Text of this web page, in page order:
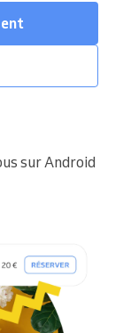
sur Android